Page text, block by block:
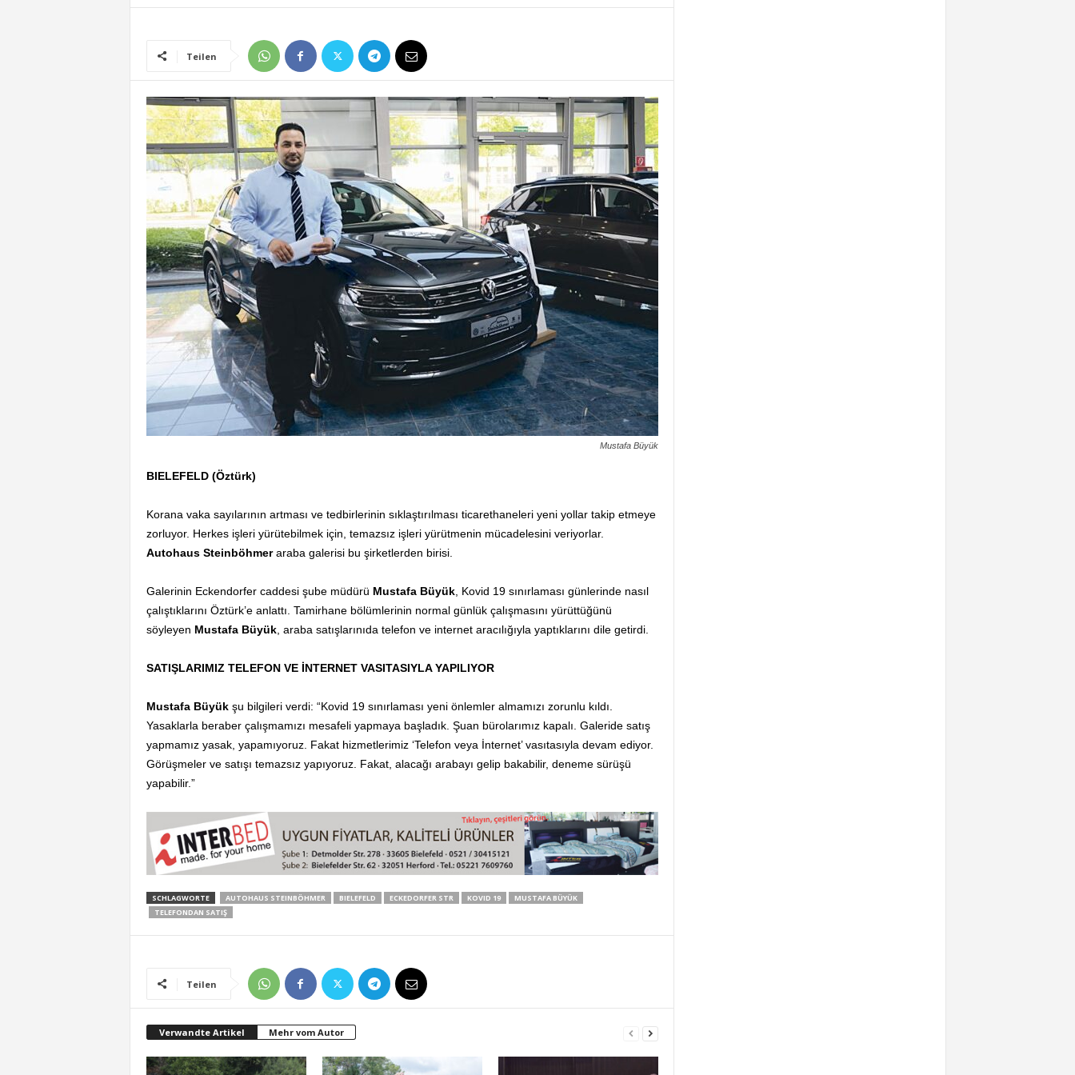
Teilen
Mustafa Büyük
BIELEFELD (Öztürk)
Korana vaka sayılarının artması ve tedbirlerinin sıklaştırılması ticarethaneleri yeni yollar takip etmeye
zorluyor. Herkes işleri yürütebilmek için, temazsız işleri yürütmenin mücadelesini veriyorlar.
Autohaus Steinböhmeraraba galerisi bu şirketlerden birisi.
Galerinin Eckendorfer caddesi şube müdürü Mustafa Büyük, Kovid 19 sınırlaması günlerinde nasıl
çalıştıklarını Öztürk’e anlattı. Tamirhane bölümlerinin normal günlük çalışmasını yürüttüğünü
söyleyen Mustafa Büyük, araba satışlarınıda telefon ve internet aracılığıyla yaptıklarını dile getirdi.
SATIŞLARIMIZ TELEFON VE İNTERNET VASITASIYLA YAPILIYOR
Mustafa Büyükşu bilgileri verdi: “Kovid 19 sınırlaması yeni önlemler almamızı zorunlu kıldı.
Yasaklarla beraber çalışmamızı mesafeli yapmaya başladık. Şuan bürolarımız kapalı. Galeride satış
yapmamız yasak, yapamıyoruz. Fakat hizmetlerimiz ‘Telefon veya İnternet’ vasıtasıyla devam ediyor.
Görüşmeler ve satışı temazsız yapıyoruz. Fakat, alacağı arabayı gelip bakabilir, deneme sürüşü
yapabilir.”
SCHLAGWORTE AUTOHAUS STEINBÖHMER BIELEFELD ECKEDORFER STR KOVID 19
MUSTAFA BÜYÜK
TELEFONDAN SATIŞ
Teilen
Verwandte Artikel Mehr vom Autor